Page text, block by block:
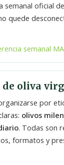
semanal oficial
quede
semanal
de oliva
por
olivos
. Todas son
formatos y